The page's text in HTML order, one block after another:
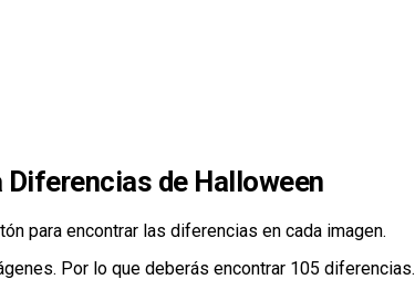
Diferencias de Halloween
para encontrar las diferencias en cada imagen.
Por lo que deberás encontrar 105 diferencias.